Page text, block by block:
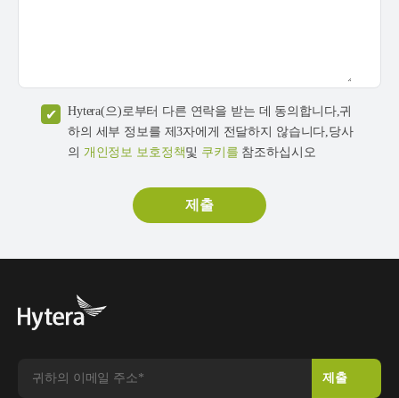
Hytera(으)로부터 다른 연락을 받는 데 동의합니다,귀
하의 세부 정보를 제3자에게 전달하지 않습니다,당사
의 개인정보 보호정책및 쿠키를 참조하십시오